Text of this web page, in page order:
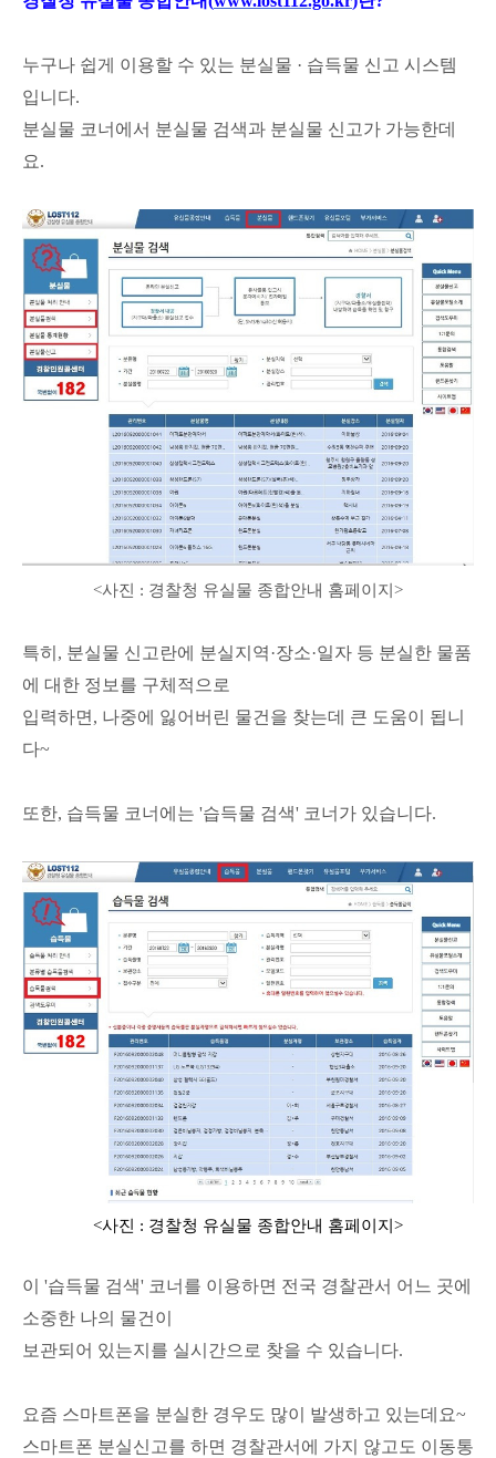
누구나 쉽게 이용할 수 있는 분실물 · 습득물 신고 시스템
입니다.
분실물 코너에서 분실물 검색과 분실물 신고가 가능한데
요.
<사진 : 경찰청 유실물 종합안내 홈페이지>
특히, 분실물 신고란에 분실지역·장소·일자 등 분실한 물품
에 대한 정보를 구체적으로
입력하면, 나중에 잃어버린 물건을 찾는데 큰 도움이 됩니
다~
또한, 습득물 코너에는 '습득물 검색' 코너가 있습니다.
<사진 : 경찰청 유실물 종합안내 홈페이지>
이 '습득물 검색' 코너를 이용하면 전국 경찰관서 어느 곳에
소중한 나의 물건이
보관되어 있는지를 실시간으로 찾을 수 있습니다.
요즘 스마트폰을 분실한 경우도 많이 발생하고 있는데요~
스마트폰 분실신고를 하면 경찰관서에 가지 않고도 이동통